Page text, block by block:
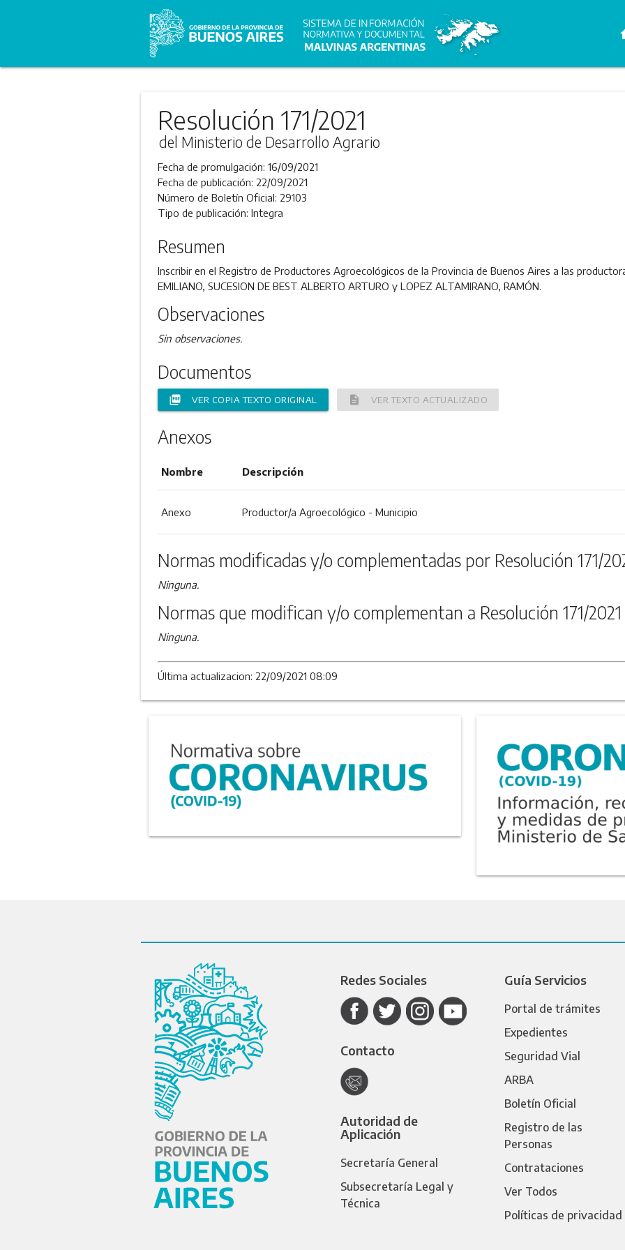
Resolución 171/2021
del Ministerio de Desarrollo Agrario
Fecha de promulgación: 16/09/2021
Fecha de publicación: 22/09/2021
Número de Boletín Oficial: 29103
Tipo de publicación: Integra
Resumen
Inscribir en el Registro de Productores Agroecológicos de la Provincia de Buenos Aires a las
EMILIANO, SUCESION DE BEST ALBERTO ARTURO y LOPEZ ALTAMIRANO, RAMÓN.
Observaciones
Sin observaciones.
Documentos
picture_as_pdf VER COPIA TEXTO ORIGINAL description VER TEXTO ACTUALIZADO
Anexos
Nombre Descripción
Anexo Productor/a Agroecológico - Municipio
Normas modificadas y/o complementadas por Resolución 171/
Ninguna.
Normas que modifican y/o complementan a Resolución 171/2021
Ninguna.
Última actualizacion: 22/09/2021 08:09
Redes Sociales
Contacto
Autoridad de
Aplicación
Secretaría General
Subsecretaría Legal y
Técnica
Guía Servicios
Portal de trámites
Expedientes
Seguridad Vial
ARBA
Boletín Oficial
Registro de las
Personas
Contrataciones
Ver Todos
Políticas de privacidad